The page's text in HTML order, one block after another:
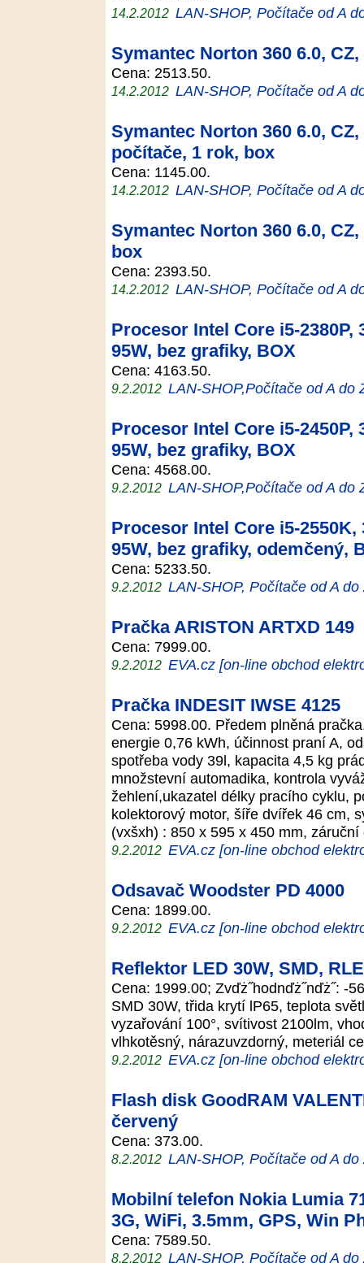
14.2.2012 LAN-SHOP, Počítače od A
Symantec Norton 360 6.0,
Cena: 2513.50.
14.2.2012 LAN-SHOP, Počítače od A
Symantec Norton 360 6.0,
počítače, 1 rok, box
Cena: 1145.00.
14.2.2012 LAN-SHOP, Počítače od A
Symantec Norton 360 6.0,
box
Cena: 2393.50.
14.2.2012 LAN-SHOP, Počítače od A
Procesor Intel Core i5-2380P,
95W, bez grafiky, BOX
Cena: 4163.50.
9.2.2012 LAN-SHOP,Počítače od A do
Procesor Intel Core i5-2450P,
95W, bez grafiky, BOX
Cena: 4568.00.
9.2.2012 LAN-SHOP,Počítače od A do
Procesor Intel Core i5-2550K,
95W, bez grafiky, odemčený,
Cena: 5233.50.
9.2.2012 LAN-SHOP, Počítače od A do
Pračka ARISTON ARTXD 149
Cena: 7999.00.
9.2.2012 EVA.cz [on-line obchod
Pračka INDESIT IWSE 4125
Cena: 5998.00. Předem plněná
energie 0,76 kWh, účinnost praní A,
spotřeba vody 39l, kapacita 4,5 kg
množstevní automadika, kontrola
žehlení,ukazatel délky pracího cyklu,
kolektorový motor, šíře dvířek 46 cm,
(vxšxh) : 850 x 595 x 450 mm,
9.2.2012 EVA.cz [on-line obchod
Odsavač Woodster PD 4000
Cena: 1899.00.
9.2.2012 EVA.cz [on-line obchod
Reflektor LED 30W, SMD,
Cena: 1999.00; Zvďż˝hodnďż˝nďż˝: -
SMD 30W, třida krytí lP65, teplota
vyzařování 100°, svítivost 2100lm,
vlhkotěsný, nárazuvzdorný, meteriál
9.2.2012 EVA.cz [on-line obchod
Flash disk GoodRAM
červený
Cena: 373.00.
8.2.2012 LAN-SHOP, Počítače od A do
Mobilní telefon Nokia Lumia
3G, WiFi, 3.5mm, GPS, Win
Cena: 7589.50.
8.2.2012 LAN-SHOP, Počítače od A do